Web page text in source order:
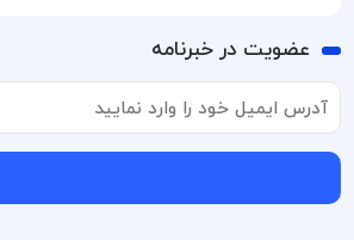
عضویت در خبرنامه